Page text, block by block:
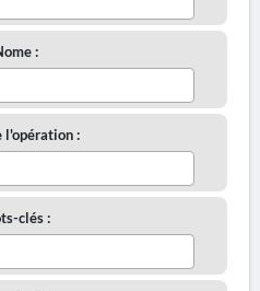
:
l'opération :
clés :